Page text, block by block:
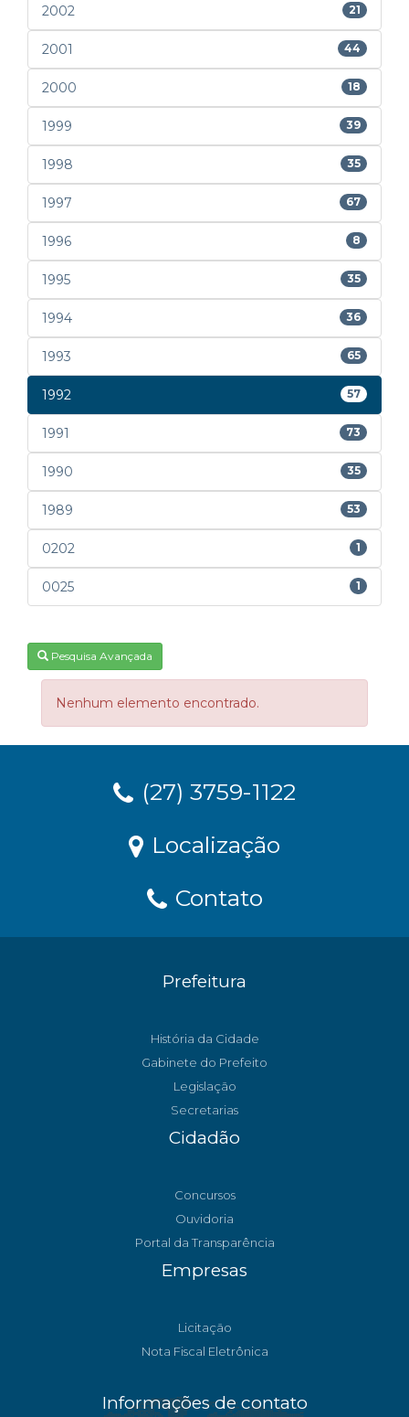
2002 21
2001 44
2000 18
1999 39
1998 35
1997 67
1996 8
1995 35
1994 36
1993 65
1992 57
1991 73
1990 35
1989 53
0202 1
0025 1
Pesquisa Avançada
Nenhum elemento encontrado.
(27) 3759-1122
Localização
Contato
Prefeitura
História da Cidade
Gabinete do Prefeito
Legislação
Secretarias
Cidadão
Concursos
Ouvidoria
Portal da Transparência
Empresas
Licitação
Nota Fiscal Eletrônica
Informações de contato